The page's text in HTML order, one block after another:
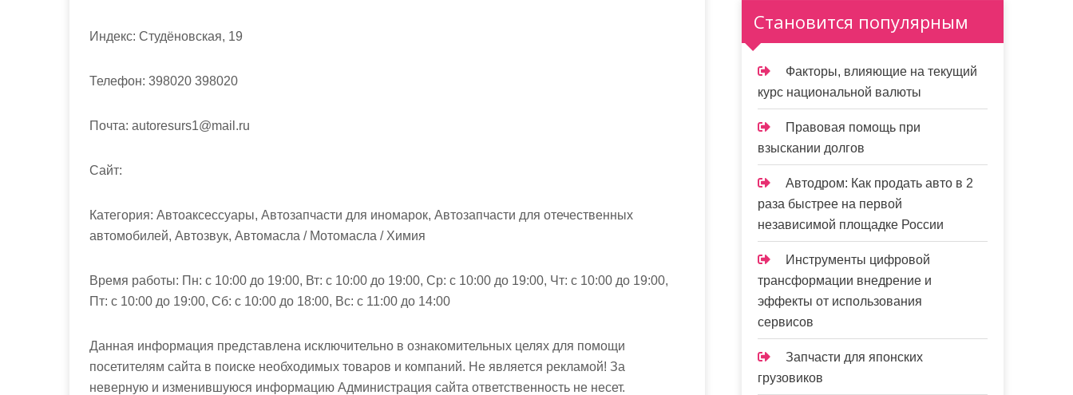
Индекс: Студёновская, 19
Телефон: 398020 398020
Почта: autoresurs1@mail.ru
Cайт:
Категория: Автоаксессуары, Автозапчасти для иномарок, Автозапчасти для отечественных
автомобилей, Автозвук, Автомасла / Мотомасла / Химия
Время работы: Пн: с 10:00 до 19:00, Вт: с 10:00 до 19:00, Ср: с 10:00 до 19:00, Чт: с 10:00 до 19:00,
Пт: с 10:00 до 19:00, Сб: с 10:00 до 18:00, Вс: с 11:00 до 14:00
Данная информация представлена исключительно в ознакомительных целях для помощи
посетителям сайта в поиске необходимых товаров и компаний. Не является рекламой! За
неверную и изменившуюся информацию Администрация сайта ответственность не несет.
Становится популярным
Факторы, влияющие на текущий
курс национальной валюты
Правовая помощь при
взыскании долгов
Автодром: Как продать авто в 2
раза быстрее на первой
независимой площадке России
Инструменты цифровой
трансформации внедрение и
эффекты от использования
сервисов
Запчасти для японских
грузовиков